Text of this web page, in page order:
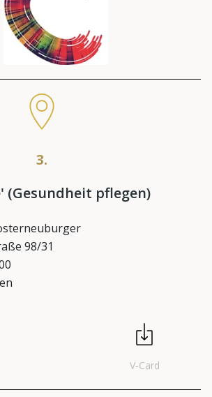
3.
(Gesundheit pflegen)
98/31
V-Card